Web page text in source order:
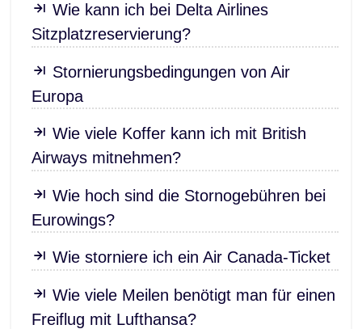
Wie kann ich bei Delta Airlines
Sitzplatzreservierung?
Stornierungsbedingungen von Air
Europa
Wie viele Koffer kann ich mit British
Airways mitnehmen?
Wie hoch sind die Stornogebühren bei
Eurowings?
Wie storniere ich ein Air Canada-Ticket
Wie viele Meilen benötigt man für einen
Freiflug mit Lufthansa?